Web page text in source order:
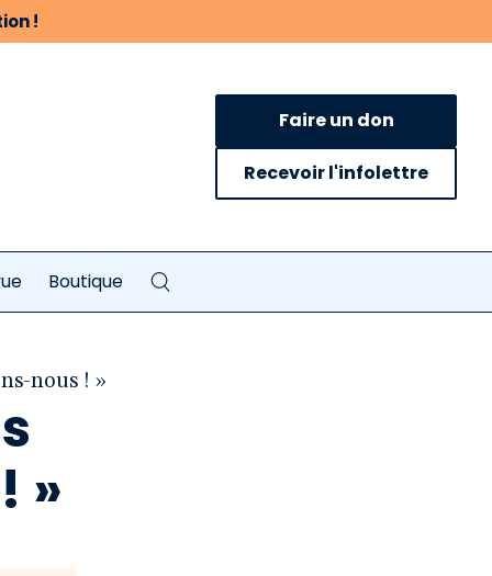
!
Faire un don
Recevoir l'infolettre
Boutique
nous ! »
»